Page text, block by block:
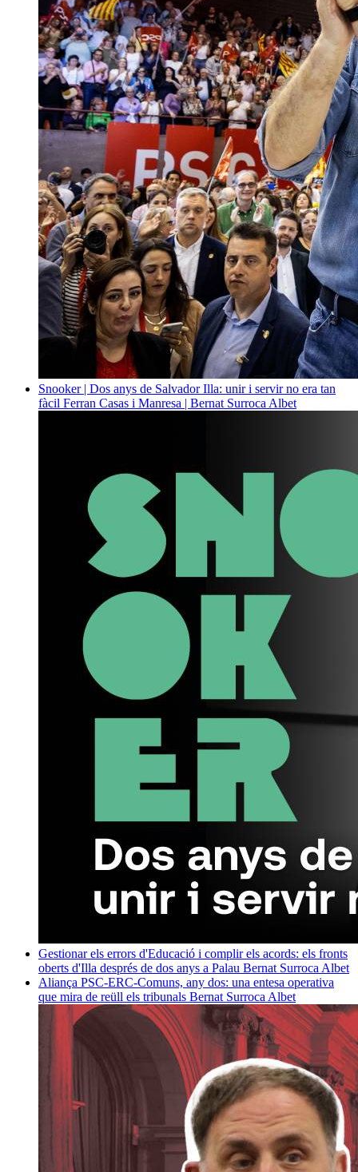
Snooker | Dos anys de Salvador Illa: unir i servir no era tan
fàcil Ferran Casas i Manresa | Bernat Surroca Albet
Gestionar els errors d'Educació i complir els acords: els fronts
oberts d'Illa després de dos anys a Palau Bernat Surroca Albet
Aliança PSC-ERC-Comuns, any dos: una entesa operativa
que mira de reüll els tribunals Bernat Surroca Albet